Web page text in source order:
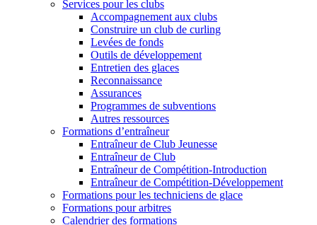
Services pour les clubs
Accompagnement aux clubs
Construire un club de curling
Levées de fonds
Outils de développement
Entretien des glaces
Reconnaissance
Assurances
Programmes de subventions
Autres ressources
Formations d’entraîneur
Entraîneur de Club Jeunesse
Entraîneur de Club
Entraîneur de Compétition-Introduction
Entraîneur de Compétition-Développement
Formations pour les techniciens de glace
Formations pour arbitres
Calendrier des formations